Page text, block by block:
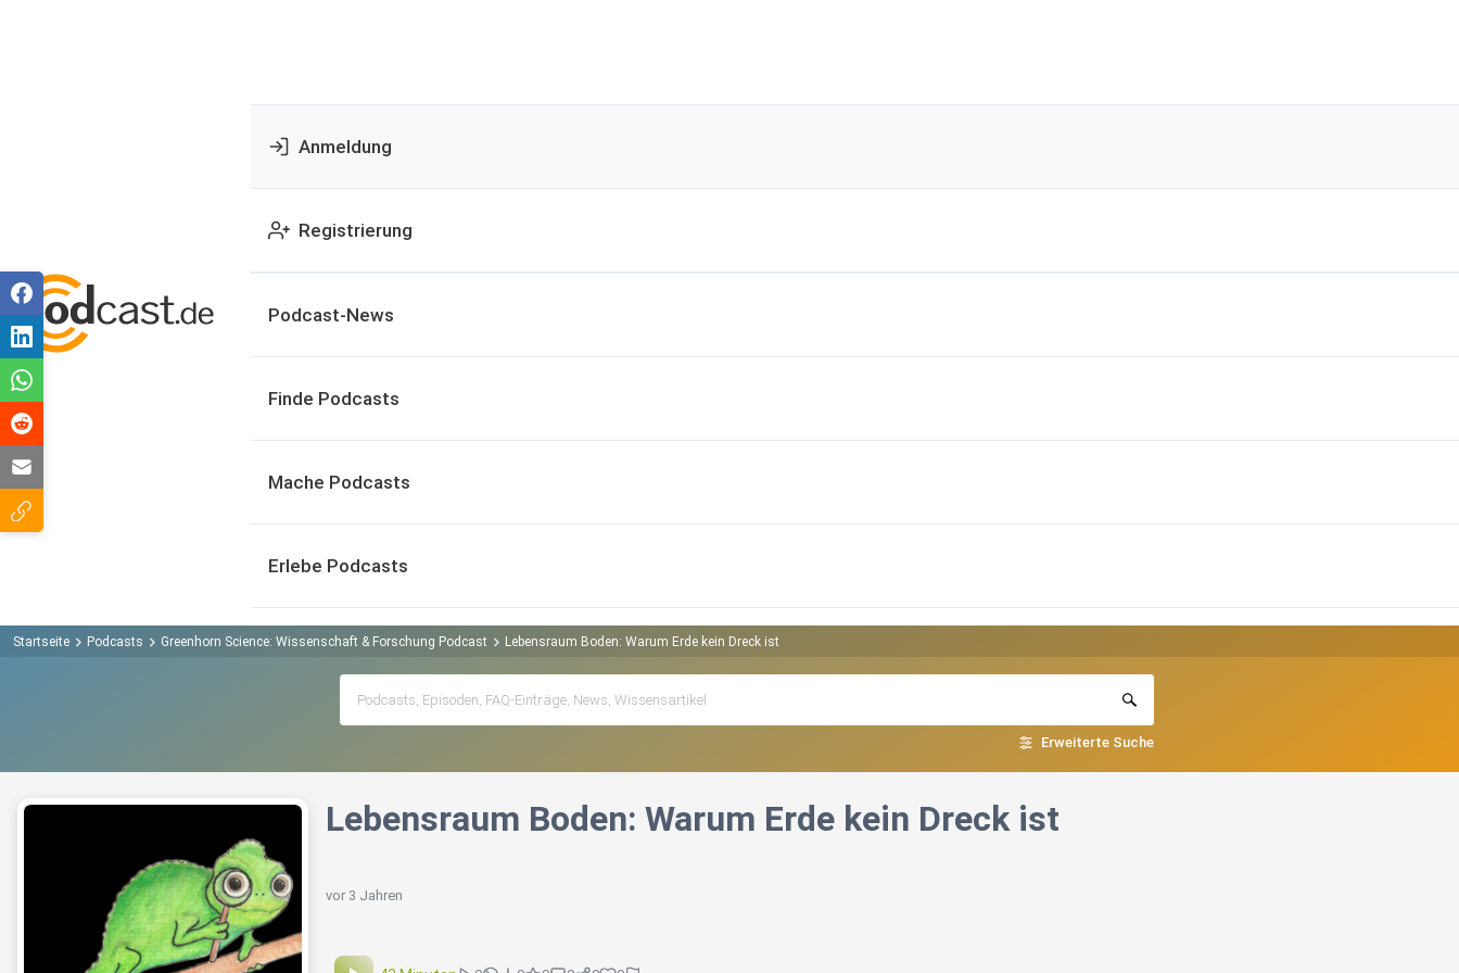
Anmeldung
Registrierung
Podcast-News
Finde Podcasts
Mache Podcasts
Erlebe Podcasts
Startseite Podcasts Greenhorn Science: Wissenschaft & Forschung Podcast Lebensraum Boden: Warum Erde kein Dreck ist
Erweiterte Suche
Lebensraum Boden: Warum Erde kein Dreck ist
vor 3 Jahren